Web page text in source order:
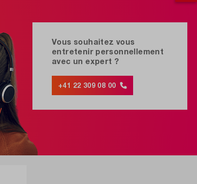
Vous souhaitez vous
entretenir personnellement
avec un expert ?
+41 22 309 08 00